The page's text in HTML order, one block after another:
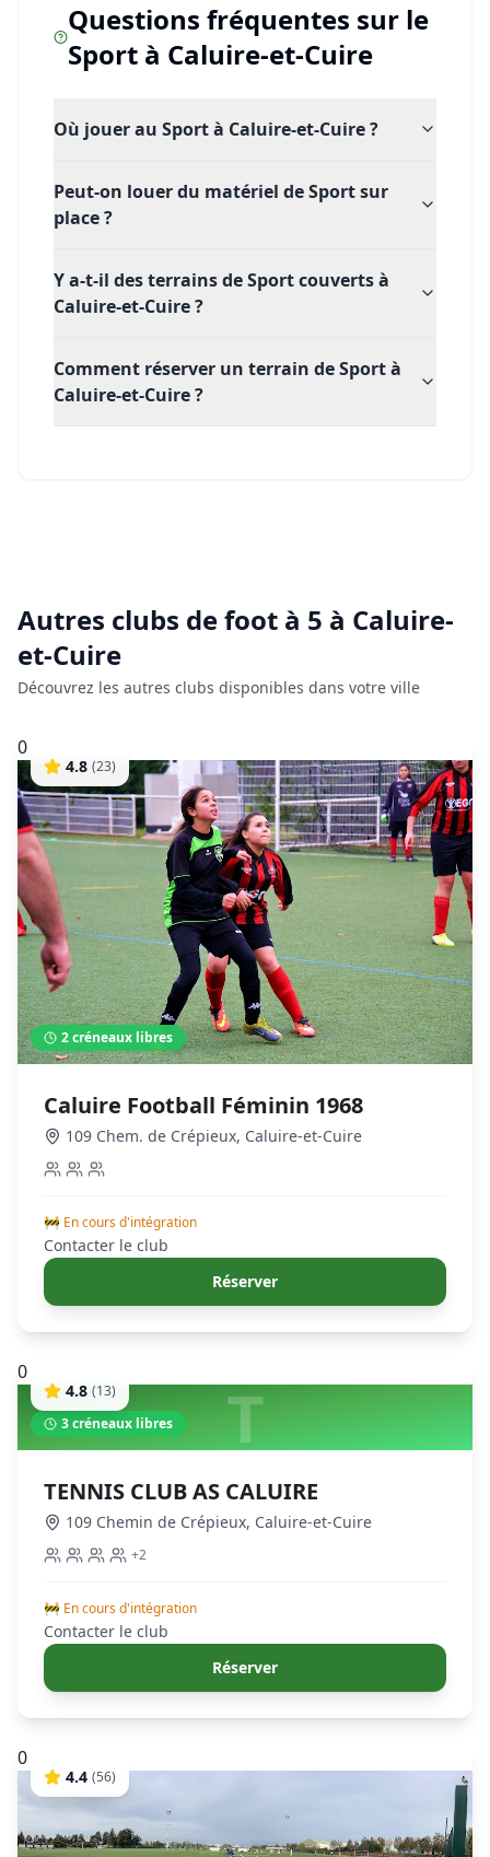
Questions fréquentes sur le
Sport à Caluire-et-Cuire
Où jouer au Sport à Caluire-et-Cuire ?
Peut-on louer du matériel de Sport sur
place ?
Y a-t-il des terrains de Sport couverts à
Caluire-et-Cuire ?
Comment réserver un terrain de Sport à
Caluire-et-Cuire ?
Autres clubs defoot à 5 à Caluire-
et-Cuire
Découvrez les autres clubs disponibles dans votre ville
0
4.8 (23)
2créneaux libres
Caluire Football Féminin 1968
109 Chem. de Crépieux, Caluire-et-Cuire
🚧 En cours d'intégration
Contacter le club
Réserver
0
T
4.8 (13)
3créneaux libres
TENNIS CLUB AS CALUIRE
109 Chemin de Crépieux, Caluire-et-Cuire
+2
🚧 En cours d'intégration
Contacter le club
Réserver
0
4.4 (56)